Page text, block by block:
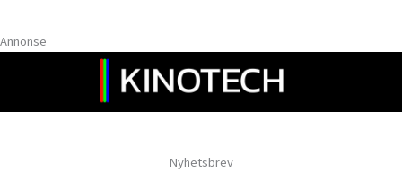
Annonse
Nyhetsbrev